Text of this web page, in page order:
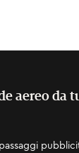
aereo da